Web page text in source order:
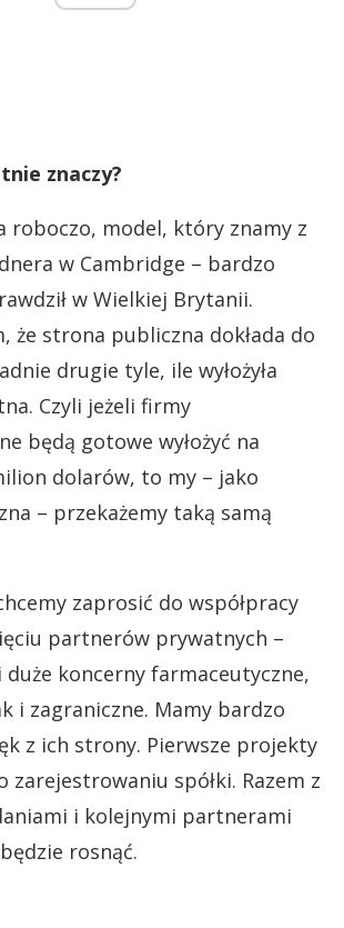
znaczy?
roboczo, model, który znamy z
w Cambridge – bardzo
w Wielkiej Brytanii.
że strona publiczna dokłada do
drugie tyle, ile wyłożyła
Czyli jeżeli firmy
będą gotowe wyłożyć na
dolarów, to my – jako
– przekażemy taką samą
zaprosić do współpracy
partnerów prywatnych –
duże koncerny farmaceutyczne,
i zagraniczne. Mamy bardzo
z ich strony. Pierwsze projekty
zarejestrowaniu spółki. Razem z
i kolejnymi partnerami
rosnąć.